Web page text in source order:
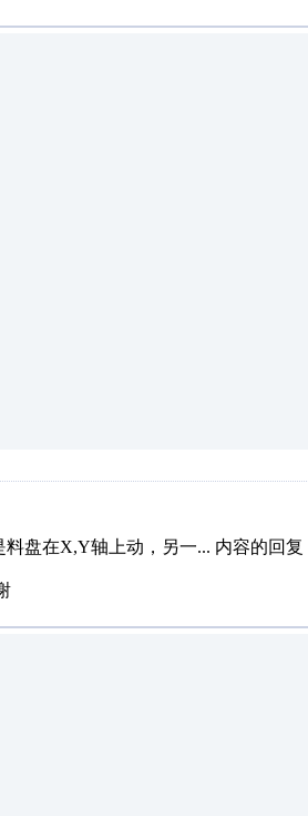
盘在X,Y轴上动，另一... 内容的回复